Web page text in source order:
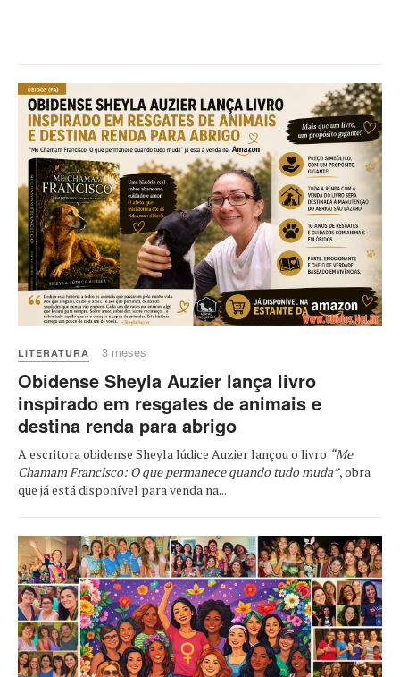
LITERATURA 3 meses
Obidense Sheyla Auzier lança livro
inspirado em resgates de animais e
destina renda para abrigo
A escritora obidense Sheyla Iúdice Auzier lançou o livro “Me
Chamam Francisco: O que permanece quando tudo muda”, obra
que já está disponível para venda na...